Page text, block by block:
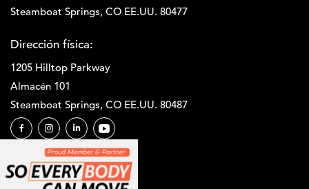
Steamboat Springs, CO EE.UU. 80477
Dirección física:
1205 Hilltop Parkway
Almacén 101
Steamboat Springs, CO EE.UU. 80487